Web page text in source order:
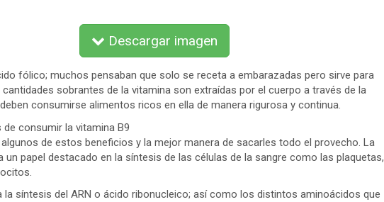
Descargar imagen
fólico; muchos pensaban que solo se receta a embarazadas pero sirve para
sobrantes de la vitamina son extraídas por el cuerpo a través de la
consumirse alimentos ricos en ella de manera rigurosa y continua.
de consumir la vitamina B9
de estos beneficios y la mejor manera de sacarles todo el provecho. La
un papel destacado en la síntesis de las células de la sangre como las plaquetas,
la síntesis del ARN o ácido ribonucleico; así como los distintos aminoácidos que